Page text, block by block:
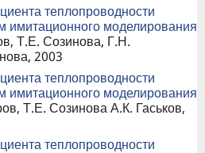
теплопроводности
имитационного моделирования
Т.Е. Созинова, Г.Н.
2003
теплопроводности
имитационного моделирования
Т.Е. Созинова А.К. Гаськов,
теплопроводности